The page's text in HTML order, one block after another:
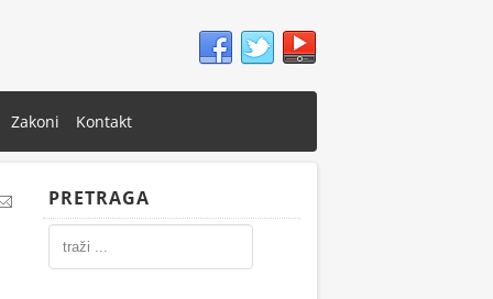
Zakoni Kontakt
PRETRAGA